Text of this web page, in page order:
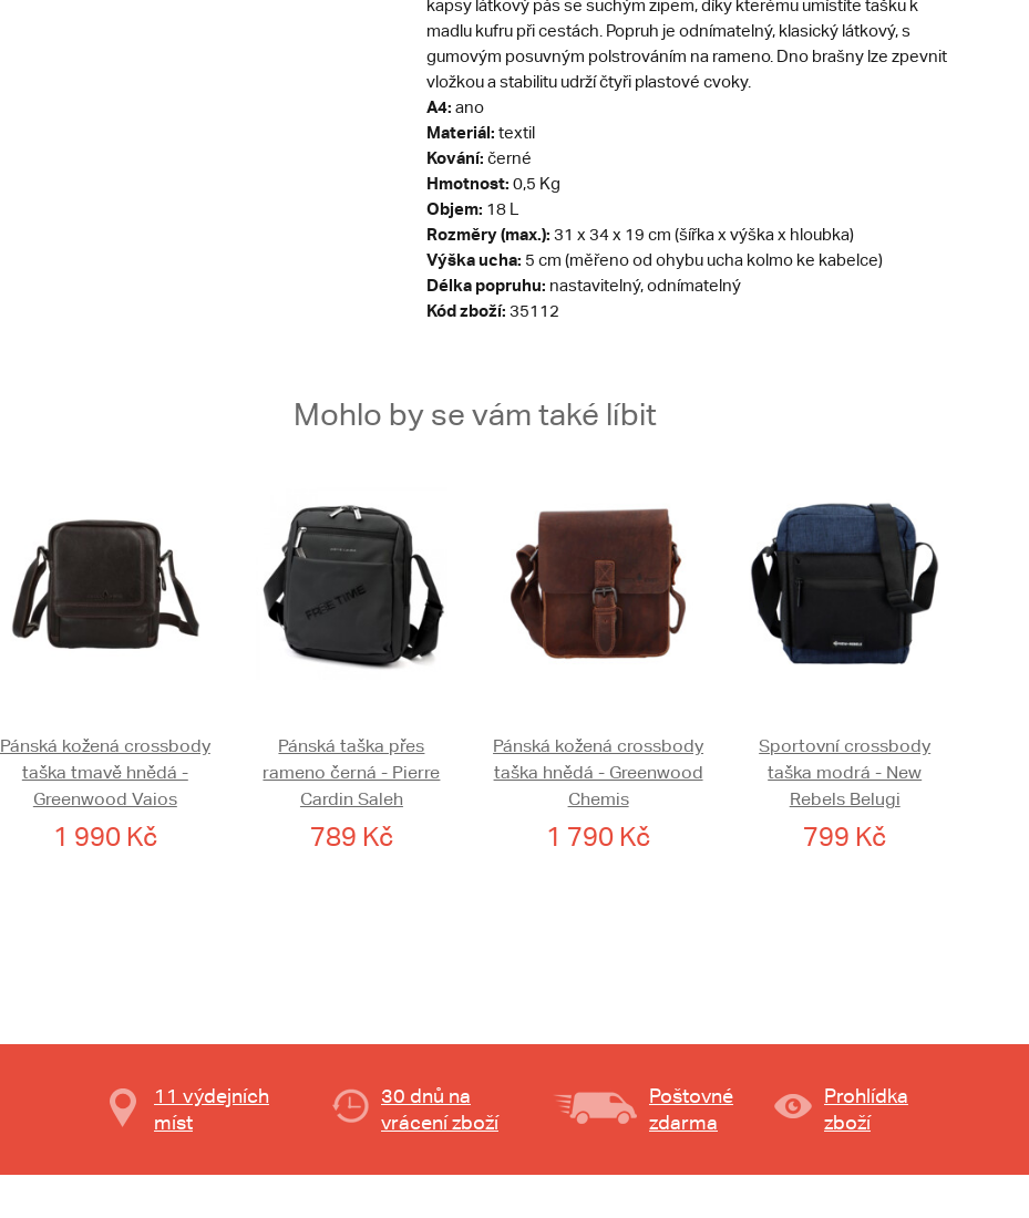
kapsy látkový pás se suchým zipem, díky kterému umístíte tašku k
madlu kufru při cestách. Popruh je odnímatelný, klasický látkový, s
gumovým posuvným polstrováním na rameno. Dno brašny lze zpevnit
vložkou a stabilitu udrží čtyři plastové cvoky.
A4: ano
Materiál: textil
Kování: černé
Hmotnost: 0,5 Kg
Objem: 18 L
Rozměry (max.): 31 x 34 x 19 cm (šířka x výška x hloubka)
Výška ucha: 5 cm (měřeno od ohybu ucha kolmo ke kabelce)
Délka popruhu: nastavitelný, odnímatelný
Kód zboží: 35112
Mohlo by se vám také líbit
Pánská kožená crossbody
taška tmavě hnědá -
Greenwood Vaios
1 990 Kč
Pánská taška přes
rameno černá - Pierre
Cardin Saleh
789 Kč
Pánská kožená crossbody
taška hnědá - Greenwood
Chemis
1 790 Kč
Sportovní crossbody
taška modrá - New
Rebels Belugi
799 Kč
11 výdejních
míst
30 dnů na
vrácení zboží
Poštovné
zdarma
Prohlídka
zboží